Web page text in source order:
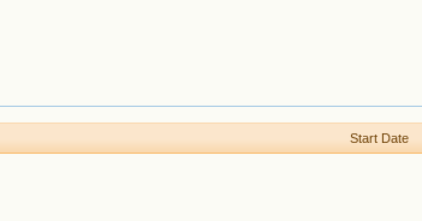
Start Date